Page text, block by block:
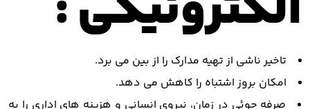
تاخیر ناشی از تهیه مدارک را از بین می برد.
امکان بروز اشتباه را کاهش می دهد.
صرفه جوئی در زمان، نیروی انسانی و هزینه های اداری را به